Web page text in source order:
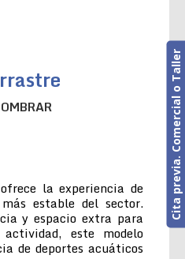
la experiencia de
estable del sector.
y espacio extra para
este modelo
de deportes acuáticos
Cita previa. Comercial o Taller